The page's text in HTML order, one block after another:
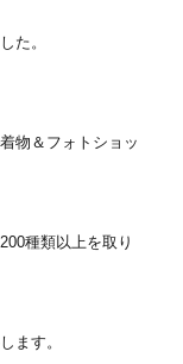
た。
物＆フォトショッ
種類以上を取り
ます。